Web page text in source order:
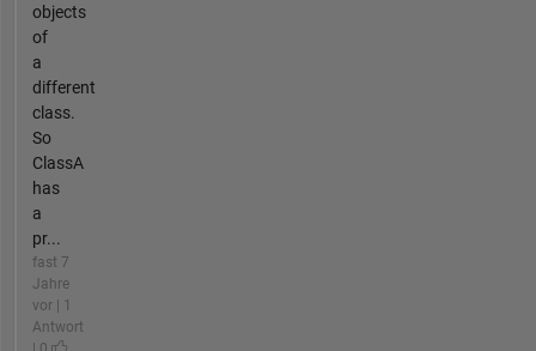
objects
of
a
different
class.
So
ClassA
has
a
pr...
fast 7
Jahre
vor | 1
Antwort